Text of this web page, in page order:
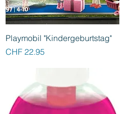
Schnellansicht
Playmobil "Kindergeburtstag"
Preis
CHF 22.95